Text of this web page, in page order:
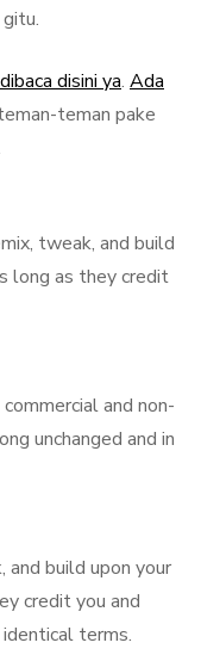
disini ya. Ada
teman pake
tweak, and build
long as they credit
and non-
unchanged and in
build upon your
credit you and
terms.